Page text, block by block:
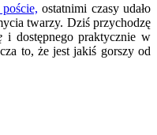
ostatnimi czasy udało
twarzy. Dziś przychodzę
i dostępnego praktycznie w
to, że jest jakiś gorszy od